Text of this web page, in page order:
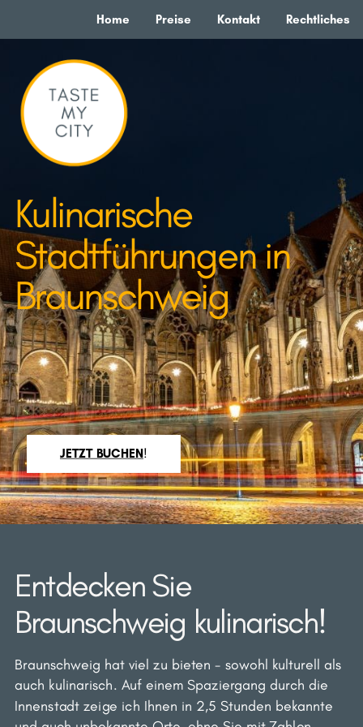
Home Preise Kontakt Rechtliches
JETZT BUCHEN!
Kulinarische
Stadtführungen in
Braunschweig
Entdecken Sie
Braunschweig kulinarisch!
Braunschweig hat viel zu bieten - sowohl kulturell als
auch kulinarisch. Auf einem Spaziergang durch die
Innenstadt zeige ich Ihnen in 2,5 Stunden bekannte